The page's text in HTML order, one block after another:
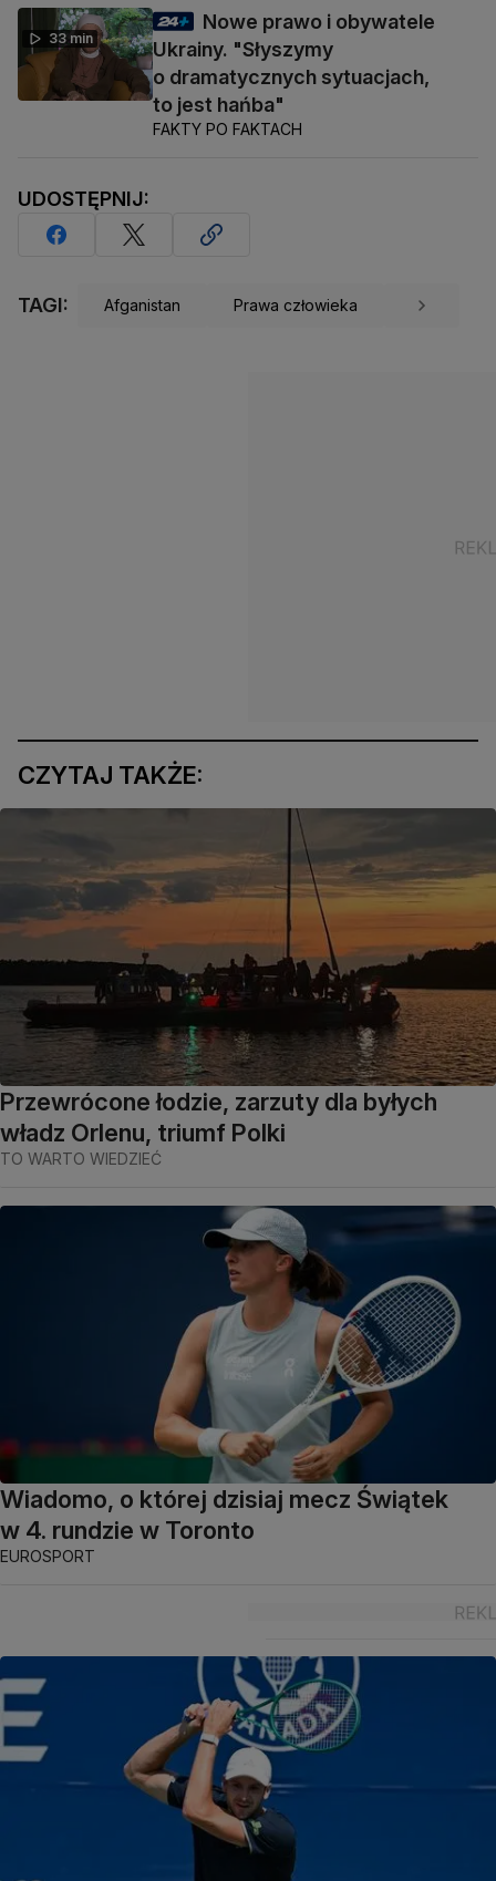
33 min
Nowe prawo i obywatele
Ukrainy. "Słyszymy
o dramatycznych sytuacjach,
to jest hańba"
FAKTY PO FAKTACH
UDOSTĘPNIJ:
TAGI: Afganistan Prawa człowieka
CZYTAJ TAKŻE:
Przewrócone łodzie, zarzuty dla byłych
władz Orlenu, triumf Polki
TO WARTO WIEDZIEĆ
Wiadomo, o której dzisiaj mecz Świątek
w 4. rundzie w Toronto
EUROSPORT